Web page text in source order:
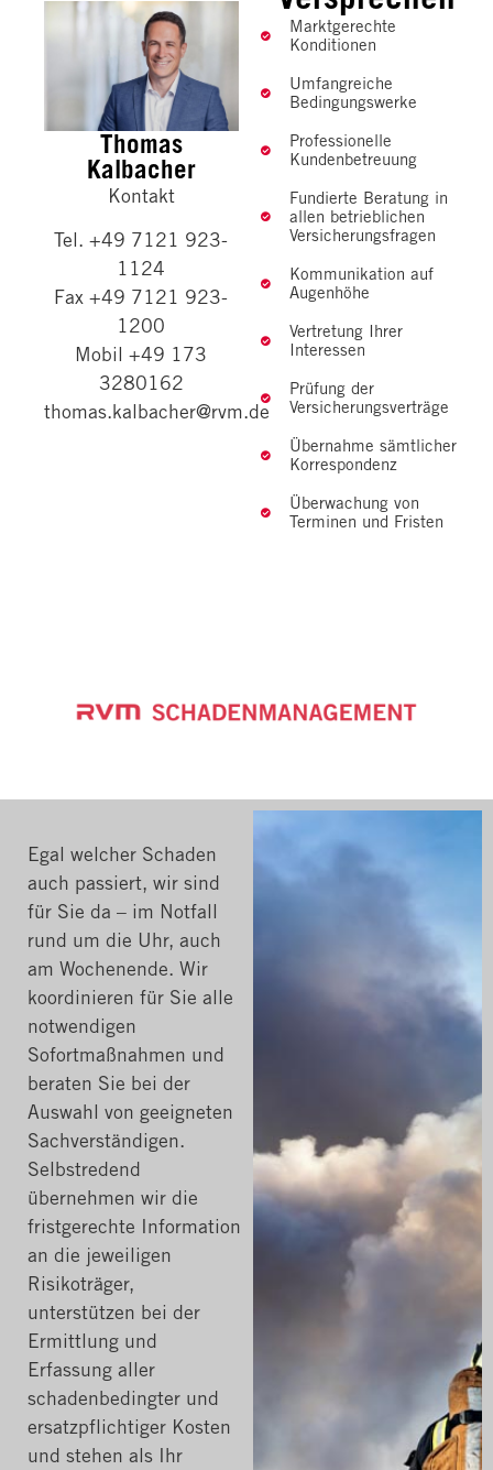
Thomas
Kalbacher
Kontakt
Tel. +49 7121 923-
1124
Fax +49 7121 923-
1200
Mobil +49 173
3280162
thomas.kalbacher@rvm.de
Marktgerechte
Konditionen
Umfangreiche
Bedingungswerke
Professionelle
Kundenbetreuung
Fundierte Beratung in
allen betrieblichen
Versicherungsfragen
Kommunikation auf
Augenhöhe
Vertretung Ihrer
Interessen
Prüfung der
Versicherungsverträge
Übernahme sämtlicher
Korrespondenz
Überwachung von
Terminen und Fristen
Egal welcher Schaden
auch passiert, wir sind
für Sie da – im Notfall
rund um die Uhr, auch
am Wochenende. Wir
koordinieren für Sie alle
notwendigen
Sofortmaßnahmen und
beraten Sie bei der
Auswahl von geeigneten
Sachverständigen.
Selbstredend
übernehmen wir die
fristgerechte Information
an die jeweiligen
Risikoträger,
unterstützen bei der
Ermittlung und
Erfassung aller
schadenbedingter und
ersatzpflichtiger Kosten
und stehen als Ihr